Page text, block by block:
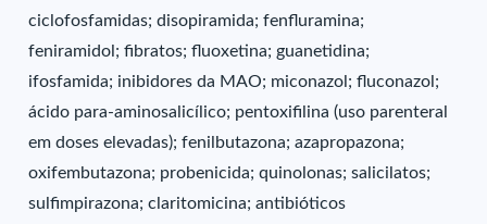
ciclofosfamidas; disopiramida; fenfluramina;
feniramidol; fibratos; fluoxetina; guanetidina;
ifosfamida; inibidores da MAO; miconazol; fluconazol;
ácido para-aminosalicílico; pentoxifilina (uso parenteral
em doses elevadas); fenilbutazona; azapropazona;
oxifembutazona; probenicida; quinolonas; salicilatos;
sulfimpirazona; claritomicina; antibióticos